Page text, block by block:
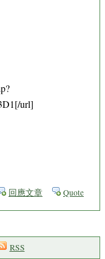
url]
回應文章 Quote
RSS